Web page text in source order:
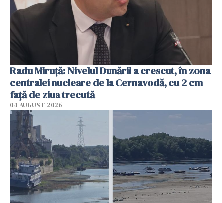
Radu Miruţă: Nivelul Dunării a crescut, în zona
centralei nucleare de la Cernavodă, cu 2 cm
faţă de ziua trecută
04 AUGUST 2026